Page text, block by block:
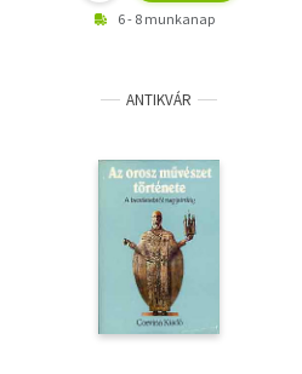
6 - 8 munkanap
ANTIKVÁR